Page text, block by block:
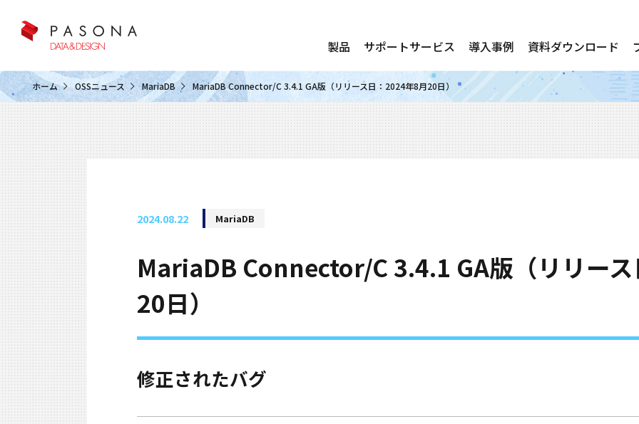
製品 サポートサービス 導入事例 資料ダウンロード
ホーム OSSニュース MariaDB MariaDB Connector/C 3.4.1 GA版（リリース日：2024年8月20日）
2024.08.22 MariaDB
MariaDB Connector/C 3.4.1 GA版（リリー
20日）
修正されたバグ